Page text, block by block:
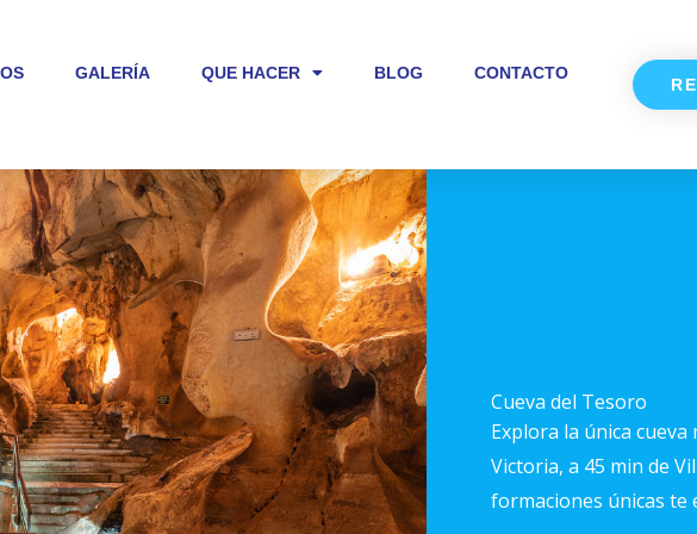
GALERÍA QUE HACER BLOG CONTACTO
Cueva del Tesoro
Explora la única
Victoria, a 45 min de
formaciones únicas te